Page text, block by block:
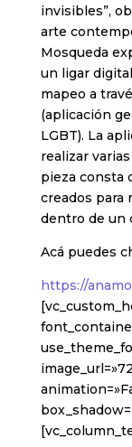
invisibles”,
arte
Mosqueda
un ligar
mapeo a
(aplicación
LGBT). La
realizar
pieza consta
creados para
dentro de un
Acá puedes
https://